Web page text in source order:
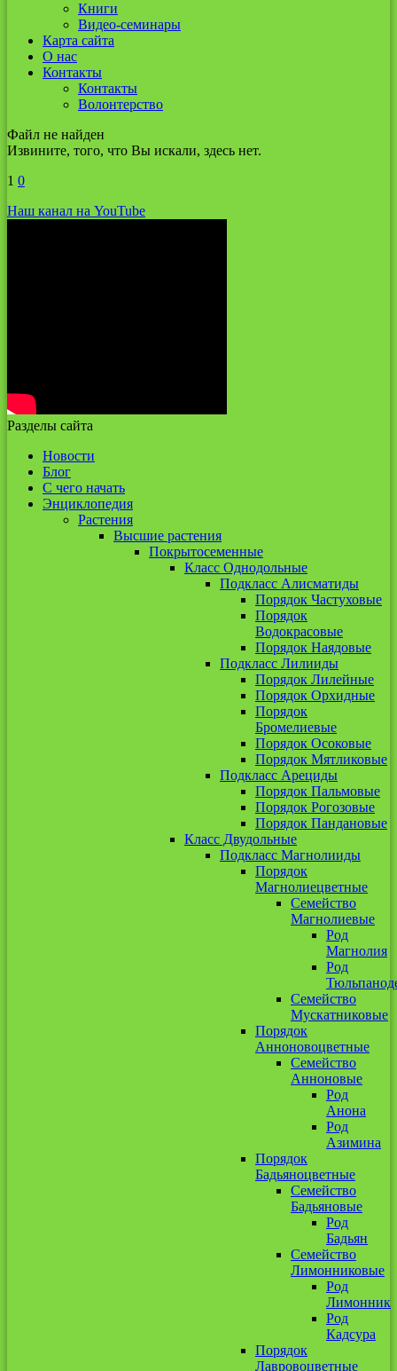
Книги
Видео-семинары
Карта сайта
О нас
Контакты
Контакты
Волонтерство
Файл не найден
Извините, того, что Вы искали, здесь нет.
1 0
Наш канал на YouTube
Разделы сайта
Новости
Блог
С чего начать
Энциклопедия
Растения
Высшие растения
Покрытосеменные
Класс Однодольные
Подкласс Алисматиды
Порядок Частуховые
Порядок
Водокрасовые
Порядок Наядовые
Подкласс Лилииды
Порядок Лилейные
Порядок Орхидные
Порядок
Бромелиевые
Порядок Осоковые
Порядок Мятликовые
Подкласс Арециды
Порядок Пальмовые
Порядок Рогозовые
Порядок Пандановые
Класс Двудольные
Подкласс Магнолииды
Порядок
Магнолиецветные
Семейство
Магнолиевые
Род
Магнолия
Род
Семейство
Мускатниковые
Порядок
Анноновоцветные
Семейство
Анноновые
Род
Анона
Род
Азимина
Порядок
Бадьяноцветные
Семейство
Бадьяновые
Род
Бадьян
Семейство
Лимонниковые
Род
Лимонник
Род
Кадсура
Порядок
Лавровоцветные